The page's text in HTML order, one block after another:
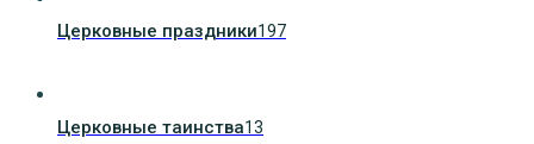
Церковные праздники197
Церковные таинства13